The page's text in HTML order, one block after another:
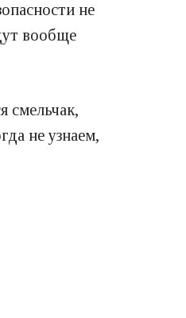
не
вообще
смельчак,
не узнаем,